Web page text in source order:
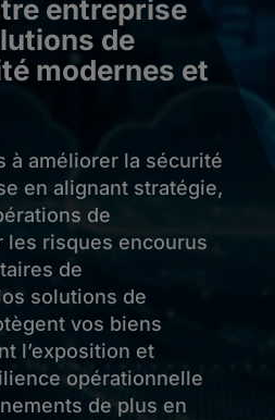
entreprise
de
modernes et
à améliorer la sécurité
en alignant stratégie,
de
les risques encourus
de
solutions de
vos biens
l’exposition et
opérationnelle
de plus en